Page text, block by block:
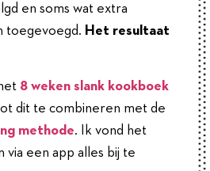
en soms wat extra
toegevoegd. Het resultaat
8 weken slank kookboek
dit te combineren met de
methode. Ik vond het
via een app alles bij te